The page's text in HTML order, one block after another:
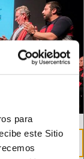
para
este Sitio